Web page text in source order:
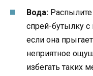
Вода: Распылите
спрей-бутылку
если она
неприятное
избегать таких